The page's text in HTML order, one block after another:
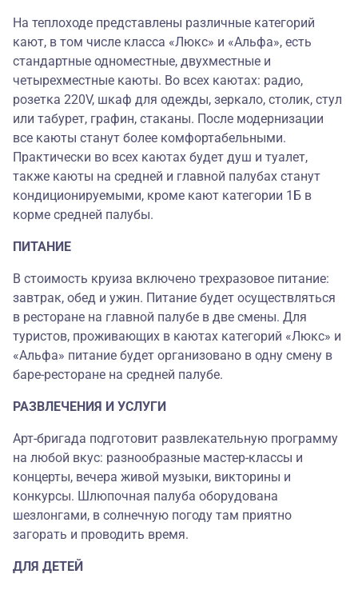
На теплоходе представлены различные категорий
кают, в том числе класса «Люкс» и «Альфа», есть
стандартные одноместные, двухместные и
четырехместные каюты. Во всех каютах: радио,
розетка 220V, шкаф для одежды, зеркало, столик, стул
или табурет, графин, стаканы. После модернизации
все каюты станут более комфортабельными.
Практически во всех каютах будет душ и туалет,
также каюты на средней и главной палубах станут
кондиционируемыми, кроме кают категории 1Б в
корме средней палубы.
ПИТАНИЕ
В стоимость круиза включено трехразовое питание:
завтрак, обед и ужин. Питание будет осуществляться
в ресторане на главной палубе в две смены. Для
туристов, проживающих в каютах категорий «Люкс» и
«Альфа» питание будет организовано в одну смену в
баре-ресторане на средней палубе.
РАЗВЛЕЧЕНИЯ И УСЛУГИ
Арт-бригада подготовит развлекательную программу
на любой вкус: разнообразные мастер-классы и
концерты, вечера живой музыки, викторины и
конкурсы. Шлюпочная палуба оборудована
шезлонгами, в солнечную погоду там приятно
загорать и проводить время.
ДЛЯ ДЕТЕЙ